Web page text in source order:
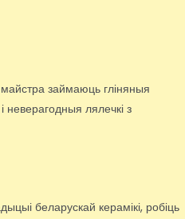
займаюць гліняныя
неверагодныя лялечкі з
беларускай керамікі, робіць